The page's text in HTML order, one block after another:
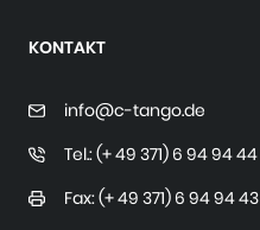
KONTAKT
info@c-tango.de
Tel.: (+ 49 371) 6 94 94 44
Fax: (+ 49 371) 6 94 94 43